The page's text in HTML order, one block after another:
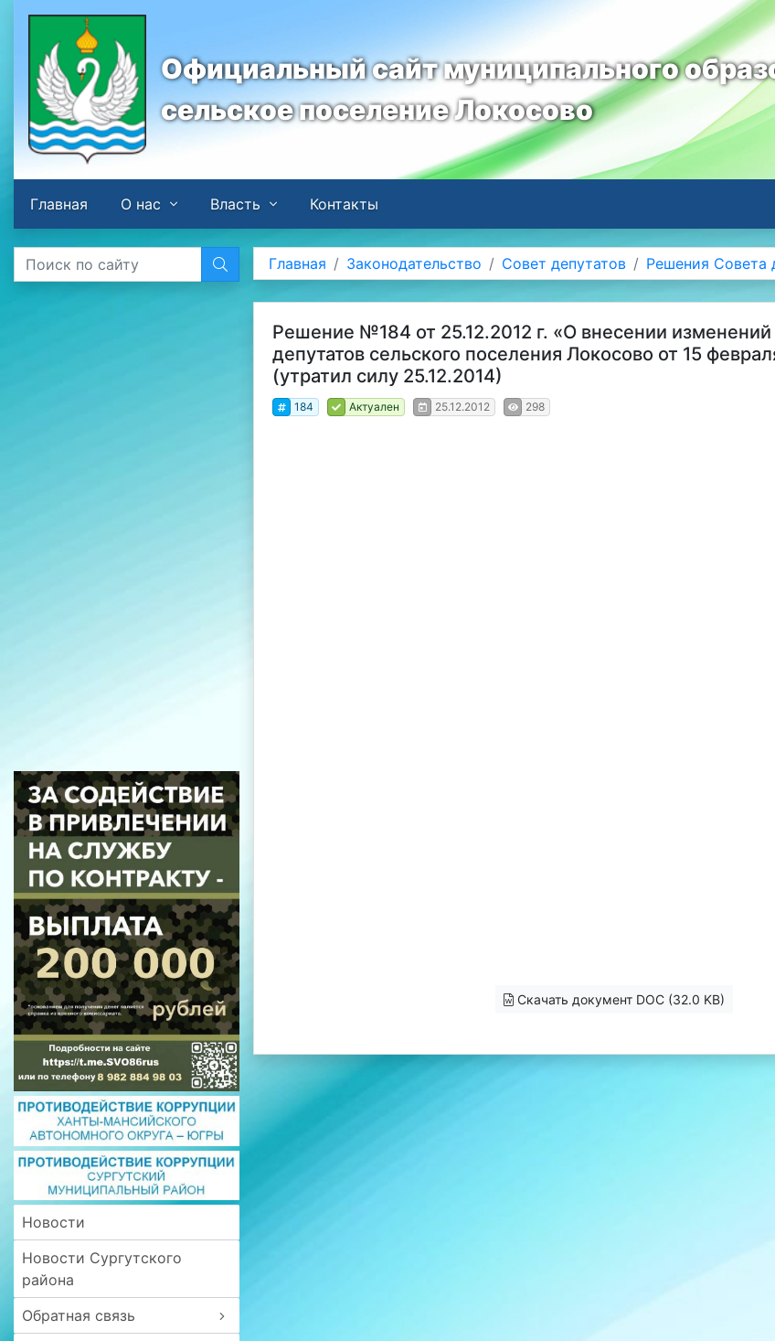
Официальный сайт муниципального
сельское поселение Локосово
Главная
О нас Власть Контакты
Новости
Новости Сургутского
района
Обратная связь
Главная Законодательство Совет депутатов Решения Совета
Решение №184 от 25.12.2012 г. «О внесении
депутатов сельского поселения Локосово от 15
(утратил силу 25.12.2014)
184 Актуален 25.12.2012 298
Скачать документ DOC (32.0 KB)